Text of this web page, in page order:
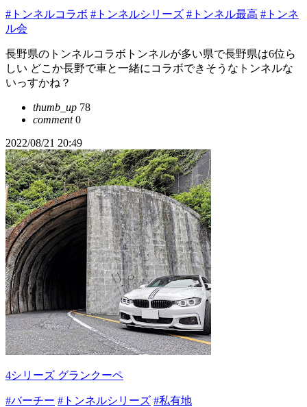
#トンネルコラボ #トンネルシリーズ #トンネル最高 #トンネ
ル会
長野県のトンネルコラボトンネルが多い県で長野県は6位ら
しい どこか長野で車と一緒にコラボできそうなトンネルな
いっすかね？
thumb_up 78
comment0
2022/08/21 20:49
4シリーズ グランクーペ
#バーチー #トンネルシリーズ #私有地